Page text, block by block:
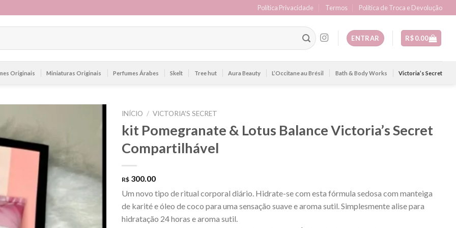
Política Privacidade Termos Politica de Troca e Devolução
ENTRAR R$0.00
Originais Miniaturas Originais Perfumes Árabes Skelt Tree hut Aura Beauty L’Occitane au Brésil Bath & Body Works Victoria’s Secret
INÍCIO / VICTORIA'S SECRET
kit Pomegranate & Lotus Balance Victoria’s Secret
Compartilhável
R$ 300.00
Um novo tipo de ritual corporal diário. Hidrate-se com esta fórmula sedosa com manteiga
de karité e óleo de coco para uma sensação suave e aroma sutil. Simplesmente alise para
hidratação 24 horas e aroma sutil.